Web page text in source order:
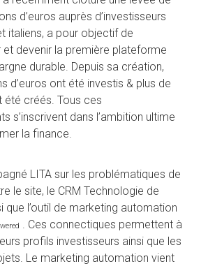
d’euros auprès d’investisseurs
italiens, a pour objectif de
et devenir la première plateforme
durable. Depuis sa création,
d’euros ont été investis & plus de
été créés. Tous ces
s’inscrivent dans l’ambition ultime
la finance.
LITA sur les problématiques de
le site, le CRM Technologie de
l’outil de marketing automation
. Ces connectiques permettent à
profils investisseurs ainsi que les
Le marketing automation vient